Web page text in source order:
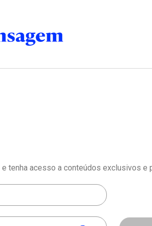
e tenha acesso a conteúdos exclusivos